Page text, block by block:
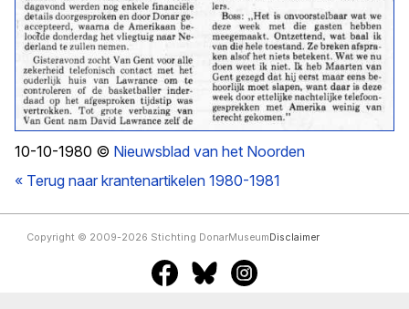
10-10-1980 © Nieuwsblad van het Noorden
« Terug naar krantenartikelen 1980-1981
Copyright © 2009-2026 Stichting DonarMuseumDisclaimer